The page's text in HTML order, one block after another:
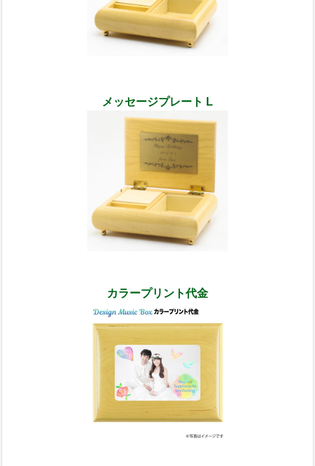
メッセージプレート L
カラープリント代金